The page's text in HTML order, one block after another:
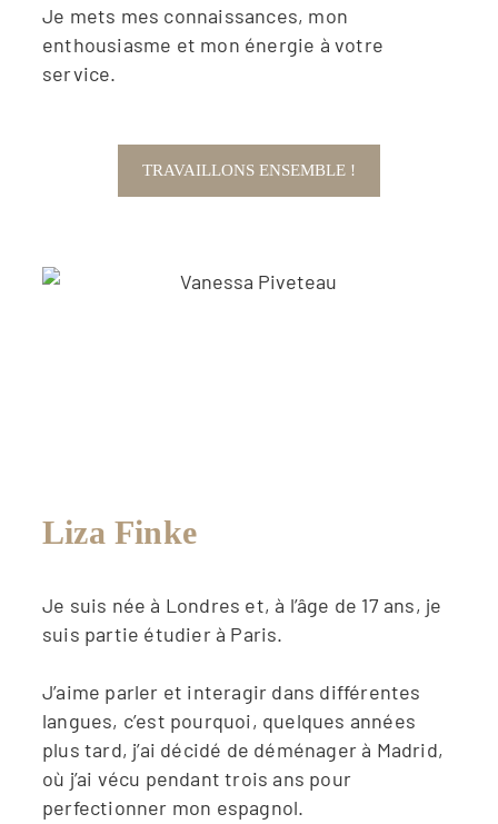
Je mets mes connaissances, mon
enthousiasme et mon énergie à votre
service.
TRAVAILLONS ENSEMBLE !
Liza Finke
Je suis née à Londres et, à l’âge de 17 ans, je
suis partie étudier à Paris.
J’aime parler et interagir dans différentes
langues, c’est pourquoi, quelques années
plus tard, j’ai décidé de déménager à Madrid,
où j’ai vécu pendant trois ans pour
perfectionner mon espagnol.